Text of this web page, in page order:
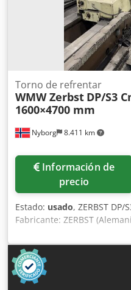
Nyborg 8.411 km
Torno de refrentar
WMW Zerbst DP/S3
1600×4700 mm
Información de
precio
Estado: usado, ZERBST
Fabricante: ZERBST
Njfekr Tipo de máquina:
operaciones de frenteado
control Siemens Diámetro
mm Distancia entre puntos:
del husillo: 110 mm